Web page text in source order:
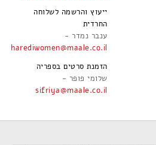
ייעוץ והרשמה לשלוחה
החרדית
ענבר נמדר -
harediwomen@maale.co.il
הזמנת סרטים בספריה
שלומי פופר -
sifriya@maale.co.il